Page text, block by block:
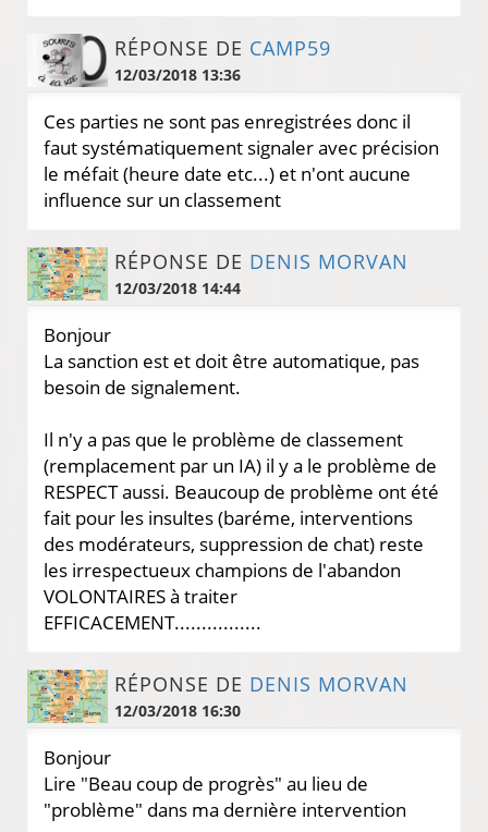
RÉPONSE DE CAMP59
12/03/2018 13:36
Ces parties ne sont pas enregistrées donc il
faut systématiquement signaler avec précision
le méfait (heure date etc...) et n'ont aucune
influence sur un classement
RÉPONSE DE DENIS MORVAN
12/03/2018 14:44
Bonjour
La sanction est et doit être automatique, pas
besoin de signalement.
Il n'y a pas que le problème de classement
(remplacement par un IA) il y a le problème de
RESPECT aussi. Beaucoup de problème ont été
fait pour les insultes (baréme, interventions
des modérateurs, suppression de chat) reste
les irrespectueux champions de l'abandon
VOLONTAIRES à traiter
EFFICACEMENT................
RÉPONSE DE DENIS MORVAN
12/03/2018 16:30
Bonjour
Lire "Beau coup de progrès" au lieu de
"problème" dans ma dernière intervention